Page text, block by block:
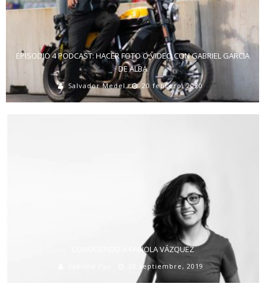
EPISODIO 4 PODCAST: HACER FOTO O VIDEO CON GABRIEL GARCIA
DE ALBA
Salvador Medel 20 febrero, 2020
CONOCIENDO A FABIOLA VÁZQUEZ
28 septiembre, 2019